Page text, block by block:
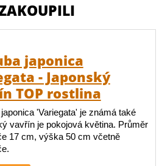
japonica
- Japonský
TOP rostlina
'Variegata' je známá také
vavřín je pokojová květina. Průměr
17 cm, výška 50 cm včetně